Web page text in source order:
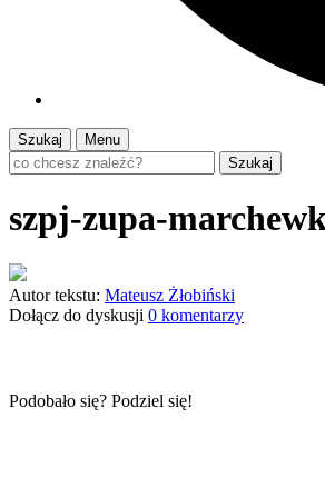
Szukaj
Menu
Szukaj
szpj-zupa-
Autor tekstu: Mateusz Żłobiński
Dołącz do dyskusji 0 komentarzy
Podobało się? Podziel się!